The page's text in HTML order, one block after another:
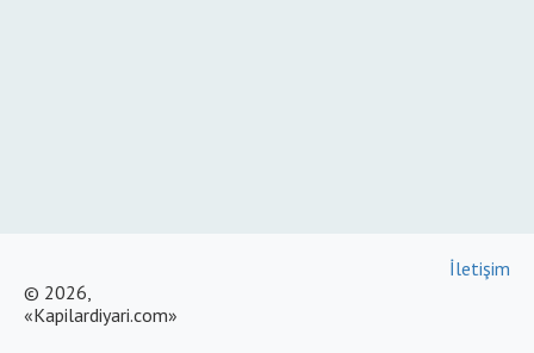
© 2026,
«Kapilardiyari.com»
İletişim